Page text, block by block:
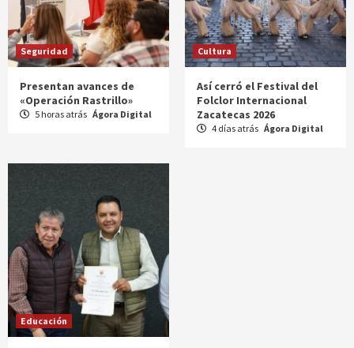
Seguridad
Presentan avances de
«Operación Rastrillo»
5 horas atrás Ágora Digital
Cultura
Así cerró el Festival del
Folclor Internacional
Zacatecas 2026
4 días atrás Ágora Digital
Educación